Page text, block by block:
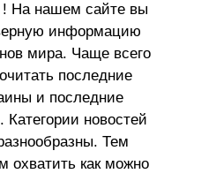
! На нашем сайте вы
информацию
мира. Чаще всего
последние
и последние
Категории новостей
Тем
как можно